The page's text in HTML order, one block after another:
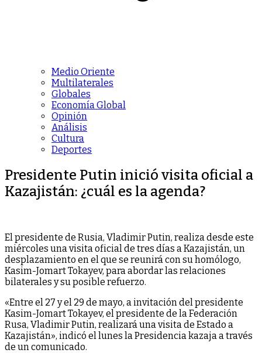
Medio Oriente
Multilaterales
Globales
Economía Global
Opinión
Análisis
Cultura
Deportes
Presidente Putin inició visita oficial a
Kazajistán: ¿cuál es la agenda?
El presidente de Rusia, Vladimir Putin, realiza desde este
miércoles una visita oficial de tres días a Kazajistán, un
desplazamiento en el que se reunirá con su homólogo,
Kasim-Jomart Tokayev, para abordar las relaciones
bilaterales y su posible refuerzo.
«Entre el 27 y el 29 de mayo, a invitación del presidente
Kasim-Jomart Tokayev, el presidente de la Federación
Rusa, Vladimir Putin, realizará una visita de Estado a
Kazajistán», indicó el lunes la Presidencia kazaja a través
de un comunicado.